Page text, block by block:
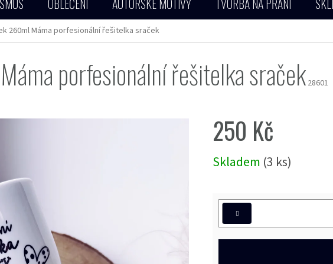
OBLEČENÍ AUTORSKÉ MOTIVY TVORBA NA PŘÁNÍ
260ml Máma porfesionální řešitelka sraček
porfesionální řešitelka sraček28601
250 Kč
cena:
Skladem (3 ks)